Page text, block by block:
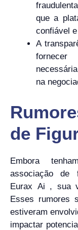
que a
confiável
A
na
de
Embora
associação de
Eurax Ai , sua
Esses rumores
estiveram
impactar